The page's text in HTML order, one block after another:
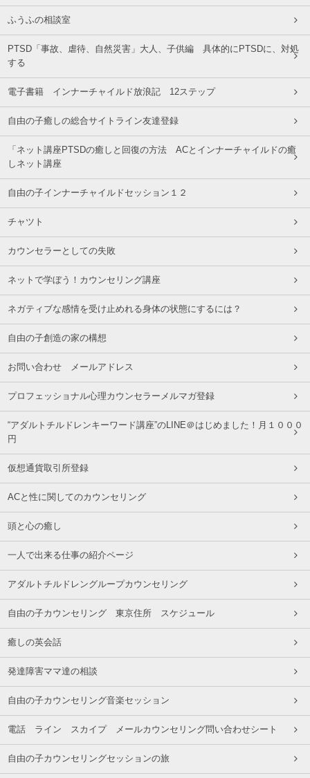
ふうふの相談室
PTSD「事故、虐待、自然災害」大人、子供編 具体的にPTSDに、対処
する
電子書籍 インナーチャイルド放浪記 12ステップ
自由の子癒しの総合サイトライン友達登録
「ネット講座PTSDの癒しと回復の方法 ACとインナーチャイルドの癒
しネット講座
自由の子インナーチャイルドセッション１２
チャツト
カウンセラーとしての失敗
ネットで学ぼう！カウンセリング講座
ネガティブな感情を受け止めれる身体の状態にするには？
自由の子創造の家の構想
お問い合わせ メールアドレス
プロフェッショナル心理カウンセラーメルマガ登録
“アダルトチルドレンキーワード講座”のLINE＠はじめました！月１０００
円
仮想通貨取引所登録
ACと性に関してのカウンセリング
頭と心の癒し
一人で出来る仕事の紹介ページ
アダルトチルドレングループカウンセリング
自由の子カウンセリング 東京住所 スケジュール
癒しの英会話
発達障害ママ達の相談
自由の子カウンセリング音楽セッション
電話 ライン スカイプ メールカウンセリング問い合わせシート
自由の子カウンセリングセッションの旅